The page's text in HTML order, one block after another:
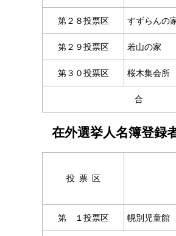
第２８投票区 すずらんの
第２９投票区 若山の家
第３０投票区 桜木集会所
在外選挙人名簿登録
投票区
第 １投票区 幌別児童館